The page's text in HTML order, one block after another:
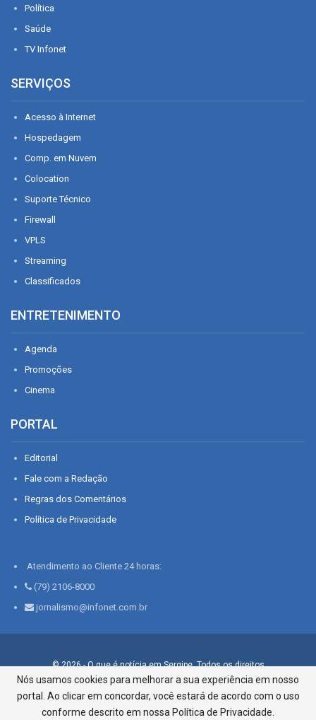
Política
Saúde
TV Infonet
SERVIÇOS
Acesso à Internet
Hospedagem
Comp. em Nuvem
Colocation
Suporte Técnico
Firewall
VPLS
Streaming
Classificados
ENTRETENIMENTO
Agenda
Promoções
Cinema
PORTAL
Editorial
Fale com a Redação
Regras dos Comentários
Política de Privacidade
Atendimento ao Cliente 24 horas:
(79) 2106-8000
jornalismo@infonet.com.br
© 2026 - O que é notícia em Sergipe. Todos os direitos
reservados.
Infonet - Rua Monsenhor Silveira 276, Bairro São José |
Aracaju-SE, CEP 49015-030, Fone: 79.2106.8000 - CI Centro de
Nós usamos cookies para melhorar a sua experiência em nosso
portal. Ao clicar em concordar, você estará de acordo com o uso
conforme descrito em nossa Política de Privacidade.